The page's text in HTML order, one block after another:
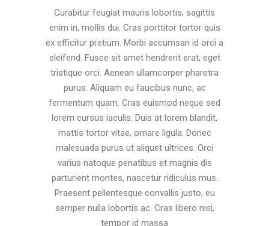
Curabitur feugiat mauris lobortis, sagittis
enim in, mollis dui. Cras porttitor tortor quis
ex efficitur pretium. Morbi accumsan id orci a
eleifend. Fusce sit amet hendrerit erat, eget
tristique orci. Aenean ullamcorper pharetra
purus. Aliquam eu faucibus nunc, ac
fermentum quam. Cras euismod neque sed
lorem cursus iaculis. Duis at lorem blandit,
mattis tortor vitae, ornare ligula. Donec
malesuada purus ut aliquet ultrices. Orci
varius natoque penatibus et magnis dis
parturient montes, nascetur ridiculus mus.
Praesent pellentesque convallis justo, eu
semper nulla lobortis ac. Cras libero nisi,
tempor id massa